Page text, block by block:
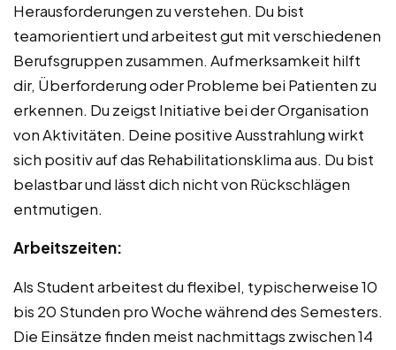
Herausforderungen zu verstehen. Du bist
teamorientiert und arbeitest gut mit verschiedenen
Berufsgruppen zusammen. Aufmerksamkeit hilft
dir, Überforderung oder Probleme bei Patienten zu
erkennen. Du zeigst Initiative bei der Organisation
von Aktivitäten. Deine positive Ausstrahlung wirkt
sich positiv auf das Rehabilitationsklima aus. Du bist
belastbar und lässt dich nicht von Rückschlägen
entmutigen.
Arbeitszeiten:
Als Student arbeitest du flexibel, typischerweise 10
bis 20 Stunden pro Woche während des Semesters.
Die Einsätze finden meist nachmittags zwischen 14